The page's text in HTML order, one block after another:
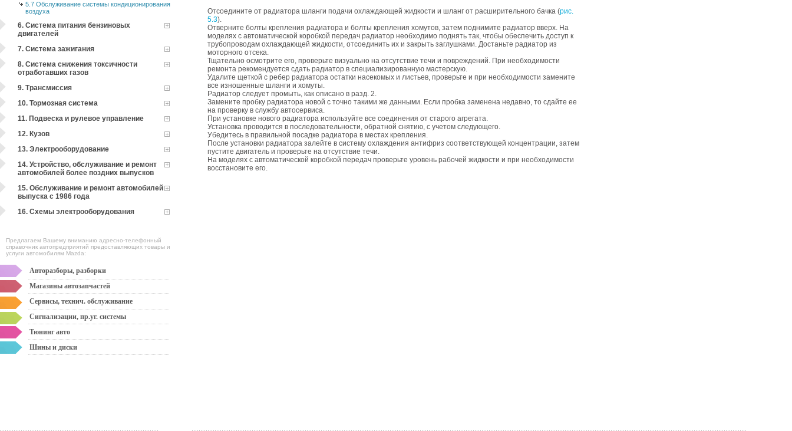
5.7 Обслуживание системы кондиционирования
воздуха
6. Система питания бензиновых
двигателей
7. Система зажигания
8. Система снижения токсичности
отработавших газов
9. Трансмиссия
10. Тормозная система
11. Подвеска и рулевое управление
12. Кузов
13. Электрооборудование
14. Устройство, обслуживание и ремонт
автомобилей более поздних выпусков
15. Обслуживание и ремонт автомобилей
выпуска с 1986 года
16. Схемы электрооборудования
Предлагаем Вашему вниманию адресно-телефонный
справочник автопредприятий предоставляющих товары и
услуги автомобилям Mazda:
Авторазборы, разборки
Магазины автозапчастей
Сервисы, технич. обслуживание
Сигнализации, пр.уг. системы
Тюнинг авто
Шины и диски
Отсоедините от радиатора шланги подачи охлаждающей жидкости и шланг от расширительного бачка (рис.
5.3).
Отверните болты крепления радиатора и болты крепления хомутов, затем поднимите радиатор вверх. На
моделях с автоматической коробкой передач радиатор необходимо поднять так, чтобы обеспечить доступ к
трубопроводам охлаждающей жидкости, отсоединить их и закрыть заглушками. Достаньте радиатор из
моторного отсека.
Тщательно осмотрите его, проверьте визуально на отсутствие течи и повреждений. При необходимости
ремонта рекомендуется сдать радиатор в специализированную мастерскую.
Удалите щеткой с ребер радиатора остатки насекомых и листьев, проверьте и при необходимости замените
все изношенные шланги и хомуты.
Радиатор следует промыть, как описано в разд. 2.
Замените пробку радиатора новой с точно такими же данными. Если пробка заменена недавно, то сдайте ее
на проверку в службу автосервиса.
При установке нового радиатора используйте все соединения от старого агрегата.
Установка проводится в последовательности, обратной снятию, с учетом следующего.
Убедитесь в правильной посадке радиатора в местах крепления.
После установки радиатора залейте в систему охлаждения антифриз соответствующей концентрации, затем
пустите двигатель и проверьте на отсутствие течи.
На моделях с автоматической коробкой передач проверьте уровень рабочей жидкости и при необходимости
восстановите его.